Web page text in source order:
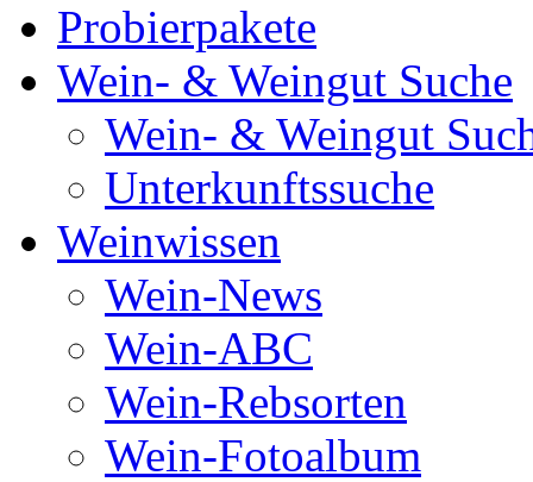
Probierpakete
Wein- & Weingut Suche
Wein- & Weingut
Unterkunftssuche
Weinwissen
Wein-News
Wein-ABC
Wein-Rebsorten
Wein-Fotoalbum